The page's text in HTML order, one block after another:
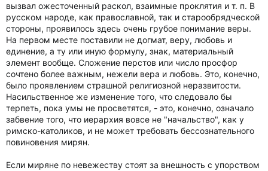
вызвал ожесточенный раскол, взаимные проклятия и т. п. В
русском народе, как православной, так и старообрядческой
стороны, проявилось здесь очень грубое понимание веры.
На первом месте поставили не догмат, веру, любовь и
единение, а ту или иную формулу, знак, материальный
элемент вообще. Сложение перстов или число просфор
сочтено более важным, нежели вера и любовь. Это, конечно,
было проявлением страшной религиозной неразвитости.
Насильственное же изменение того, что следовало бы
терпеть, пока умы не просветятся, - это, конечно, означало
забвение того, что иерархия вовсе не "начальство", как у
римско-католиков, и не может требовать бессознательного
повиновения мирян.
Если миряне по невежеству стоят за внешность с упорством